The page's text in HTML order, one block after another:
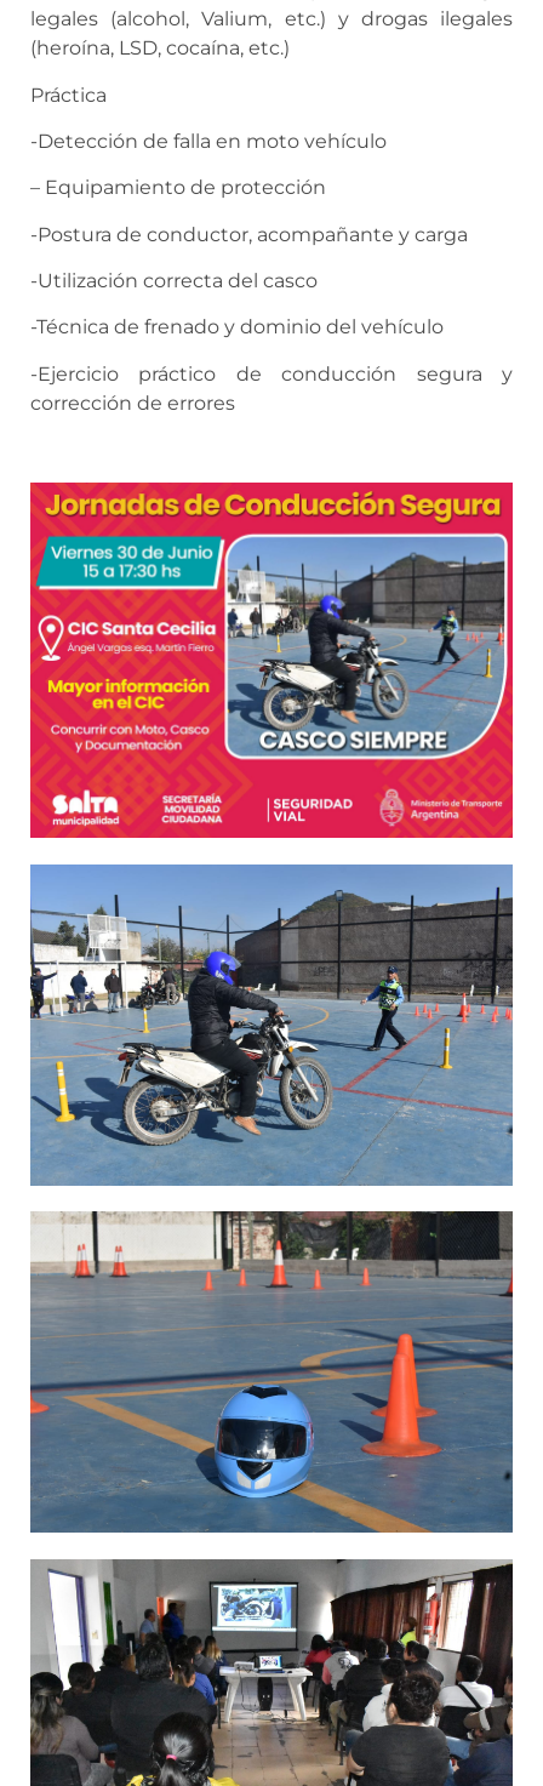
legales (alcohol, Valium, etc.) y drogas ilegales
(heroína, LSD, cocaína, etc.)
Práctica
-Detección de falla en moto vehículo
– Equipamiento de protección
-Postura de conductor, acompañante y carga
-Utilización correcta del casco
-Técnica de frenado y dominio del vehículo
-Ejercicio práctico de conducción segura y
corrección de errores